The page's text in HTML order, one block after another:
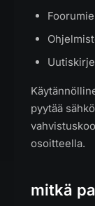
pyytää
osoitteella.
mitkä